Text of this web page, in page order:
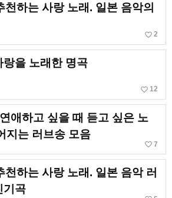
천하는 사랑 노래. 일본 음악의
favorite_border 2
을 노래한 명곡
favorite_border 12
애하고 싶을 때 듣고 싶은 노
지는 러브송 모음
favorite_border 7
하는 사랑 노래. 일본 음악 러
기곡